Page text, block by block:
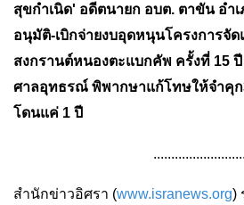
สุขกำเนิด' อดีตนายก อบต. ตาขัน อำ
อนุมัติ-เบิกจ่ายงบอุดหนุนโครงการจั
สงกรานต์หนองตะแบกคัพ ครั้งที่ 15
ศาลอุทธรณ์ พิพากษาแก้โทษให้จำคุก
โดนแค่ 1 ปี
..........................
สำนักข่าวอิศรา (www.isranews.org)